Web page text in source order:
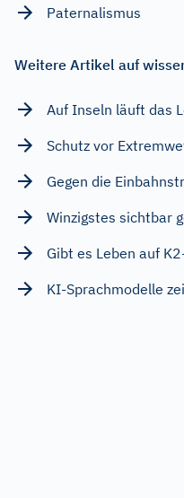
Paternalismus
Weitere Artikel auf
Auf Inseln läuft das
Schutz vor
Gegen die
Winzigstes sichtbar
Gibt es Leben auf
KI-Sprachmodelle